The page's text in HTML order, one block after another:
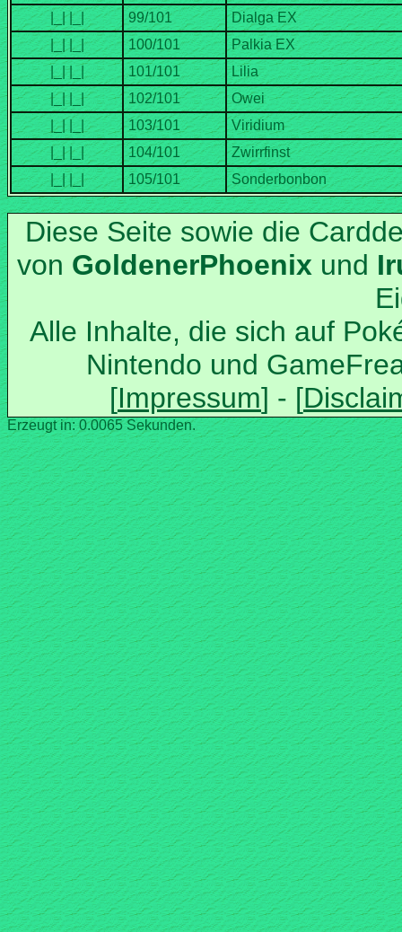
Diese Seite sowie die
von
und
Alle Inhalte, die sich auf
Nintendo und
Erzeugt in: 0.0065 Sekunden.